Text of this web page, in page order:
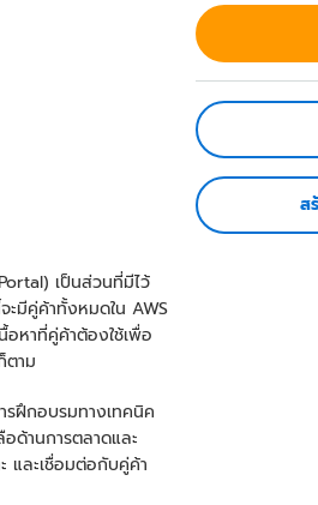
ส
เป็นส่วนที่มีไว้
ะมีคู่ค้าทั้งหมดใน AWS
หาที่คู่ค้าต้องใช้เพื่อ
ตาม
รฝึกอบรมทางเทคนิค
ด้านการตลาดและ
และเชื่อมต่อกับคู่ค้า